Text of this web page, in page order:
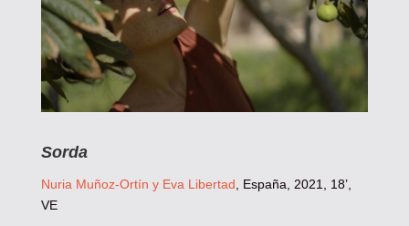
Sorda
Nuria Muñoz-Ortín y Eva Libertad , España, 2021, 18’,
VE